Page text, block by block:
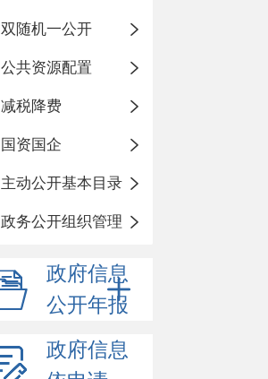
双随机一公开
公共资源配置
减税降费
国资国企
主动公开基本目录
政务公开组织管理
政府信息
公开年报
政府信息